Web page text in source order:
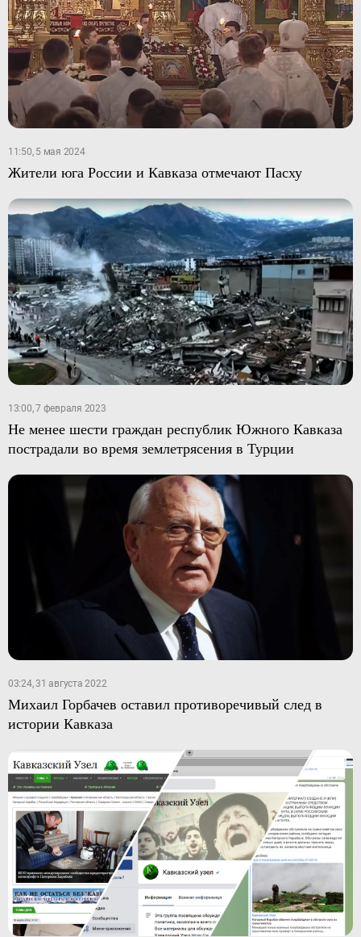
11:50, 5 мая 2024
Жители юга России и Кавказа отмечают Пасху
13:00, 7 февраля 2023
Не менее шести граждан республик Южного Кавказа
пострадали во время землетрясения в Турции
03:24, 31 августа 2022
Михаил Горбачев оставил противоречивый след в
истории Кавказа